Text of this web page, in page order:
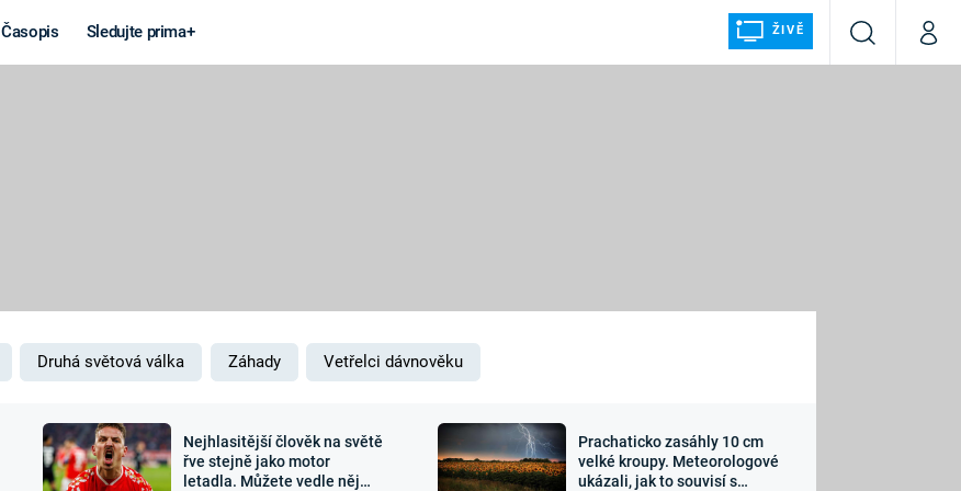
Časopis Sledujte prima+ ŽIVĚ
VyhledáváníMůj
MARS
Záhady a
Zajímavosti Sledujte nás
Druhá světová válka Záhady Vetřelci dávnověku
Nejhlasitější člověk na světě
řve stejně jako motor
letadla. Můžete vedle něj
Prachaticko zasáhly 10 cm
velké kroupy. Meteorologové
ukázali, jak to souvisí s